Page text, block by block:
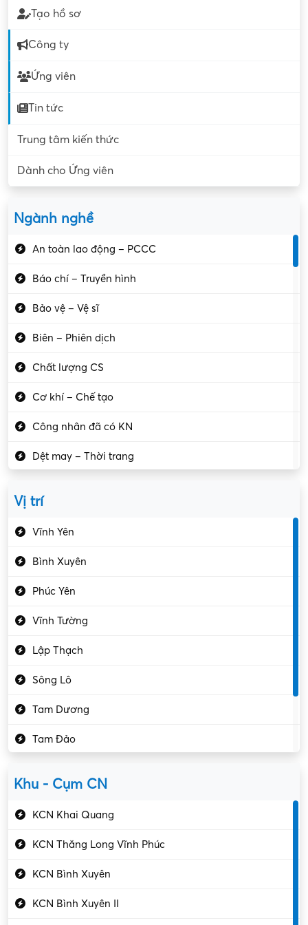
Tạo hồ sơ
Công ty
Ứng viên
Tin tức
Trung tâm kiến thức
Dành cho Ứng viên
Ngành nghề
An toàn lao động – PCCC
Báo chí – Truyền hình
Bảo vệ – Vệ sĩ
Biên – Phiên dịch
Chất lượng CS
Cơ khí – Chế tạo
Công nhân đã có KN
Dệt may – Thời trang
Kiểm soát chất lượng
Kỹ sư cơ khí
Kỹ sư điện
Kỹ thuật cao
Kỹ thuật mạng – IT
Làm bán thời gian
Vị trí
Vĩnh Yên
Bình Xuyên
Phúc Yên
Vĩnh Tường
Lập Thạch
Sông Lô
Tam Dương
Tam Đảo
Khu - Cụm CN
KCN Khai Quang
KCN Thăng Long Vĩnh Phúc
KCN Bình Xuyên
KCN Bình Xuyên II